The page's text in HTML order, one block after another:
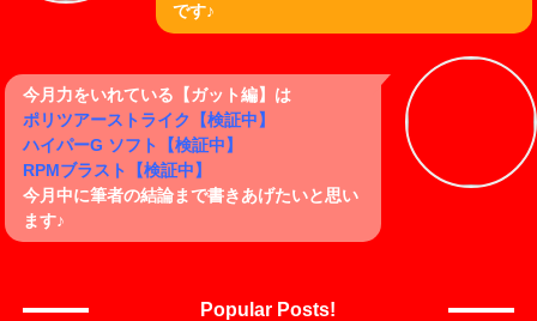
です♪
今月力をいれている【ガット編】は
ポリツアーストライク【検証中】
ハイパーG ソフト【検証中】
RPMブラスト【検証中】
今月中に筆者の結論まで書きあげたいと思い
ます♪
Popular Posts!